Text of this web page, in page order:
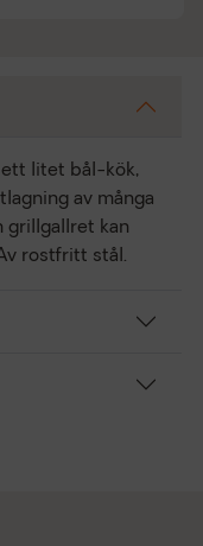
ett litet bål-kök,
av många
grillgallret kan
rostfritt stål.